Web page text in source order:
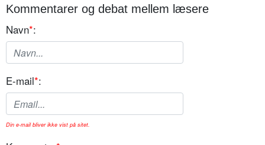
Kommentarer og debat mellem læsere
Navn*:
E-mail*:
Din e-mail bliver ikke vist på sitet.